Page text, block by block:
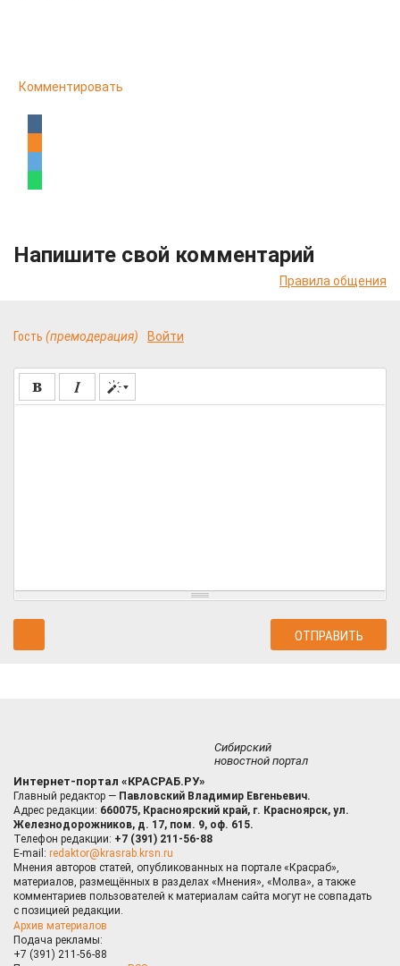
Комментировать
Напишите свой комментарий
Правила общения
Гость (премодерация) Войти
Сибирский
новостной портал
Интернет-портал «КРАСРАБ.РУ»
Главный редактор — Павловский Владимир Евгеньевич.
Адрес редакции: 660075, Красноярский край, г. Красноярск, ул.
Железнодорожников, д. 17, пом. 9, оф. 615.
Телефон редакции: +7 (391) 211-56-88
E-mail: redaktor@krasrab.krsn.ru
Мнения авторов статей, опубликованных на портале «Красраб»,
материалов, размещённых в разделах «Мнения», «Молва», а также
комментариев пользователей к материалам сайта могут не совпадать
с позицией редакции.
Архив материалов
Подача рекламы:
+7 (391) 211-56-88